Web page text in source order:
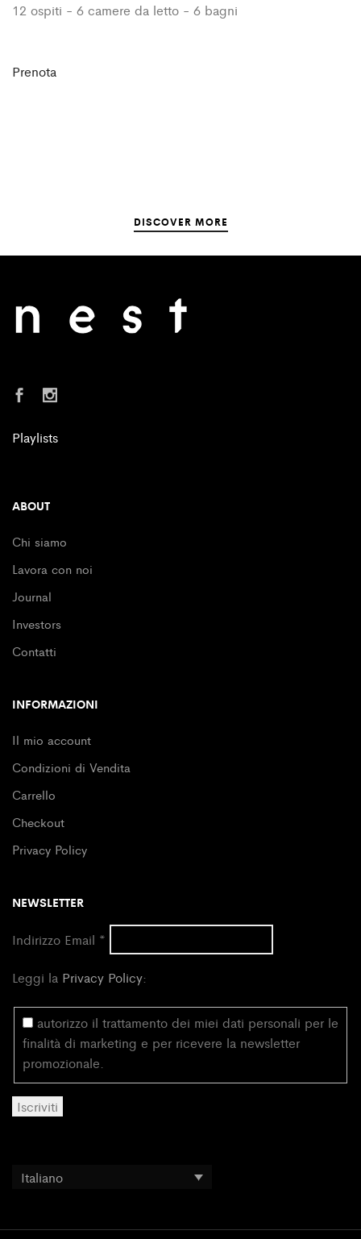
12 ospiti - 6 camere da letto - 6 bagni
Prenota
DISCOVER MORE
Playlists
ABOUT
Chi siamo
Lavora con noi
Journal
Investors
Contatti
INFORMAZIONI
Il mio account
Condizioni di Vendita
Carrello
Checkout
Privacy Policy
NEWSLETTER
Indirizzo Email *
Leggi la Privacy Policy:
autorizzo il trattamento dei miei dati personali per le
finalità di marketing e per ricevere la newsletter
promozionale.
Italiano